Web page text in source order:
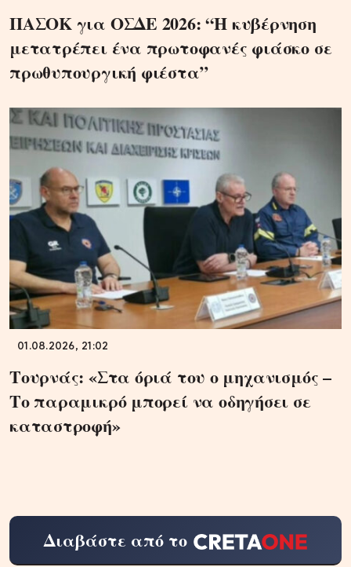
ΠΑΣΟΚ για ΟΣΔΕ 2026: “Η κυβέρνηση
μετατρέπει ένα πρωτοφανές φιάσκο σε
πρωθυπουργική φιέστα”
01.08.2026, 21:02
Τουρνάς: «Στα όριά του ο μηχανισμός –
Το παραμικρό μπορεί να οδηγήσει σε
καταστροφή»
Διαβάστε από το